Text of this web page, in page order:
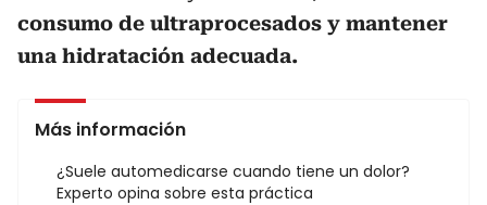
consumo de ultraprocesados y mantener
una hidratación adecuada.
Más información
¿Suele automedicarse cuando tiene un dolor?
Experto opina sobre esta práctica